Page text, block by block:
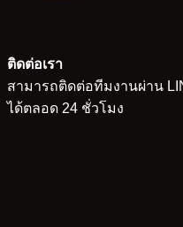
ติดต่อเรา
สามารถติดต่อทีมงานผ่าน
ได้ตลอด 24 ชั่วโมง